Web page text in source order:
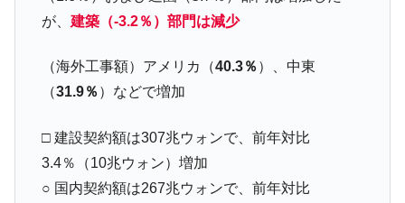
『Money1』 韓国で猛暑。南東部では干ばつ
「KDDX」1番艦、2032年竣工と公示
『Money1』
【対日本円】ウォン安が急進！ 日米の協調
『Money1』
韓国政府『BYD』車への補助金を全廃 ⇒ 実
は韓国で『BYD』車は売れている。6カ月で対前年同期比
1.9倍！
が、 建築（-3.2％）部門は減少
（海外工事額）アメリカ（40.3％ ）、中東
（31.9％ ）などで増加
□ 建設契約額は307兆ウォンで、前年対比
3.4％（10兆ウォン）増加
○ 国内契約額は267兆ウォンで、前年対比